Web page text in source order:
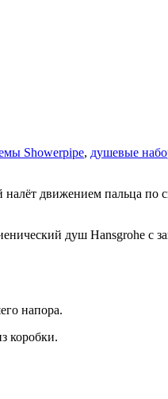
Showerpipe, душевые
движением пальца по
душ Hansgrohe с
напора.
коробки.